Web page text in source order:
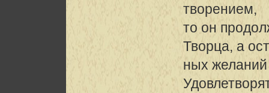
творением,
то он
Творца, а
ных